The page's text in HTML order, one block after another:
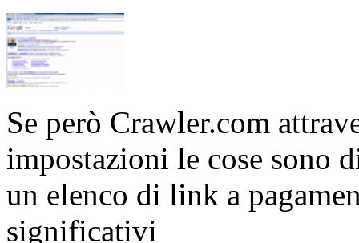
Se però Crawler.com
impostazioni le cose sono
un elenco di link a
significativi